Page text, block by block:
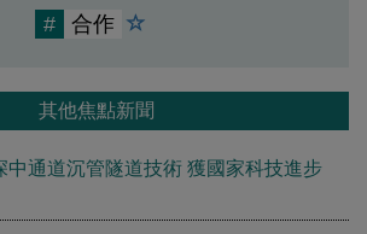
# 合作
其他焦點新聞
中通道沉管隧道技術 獲國家科技進步